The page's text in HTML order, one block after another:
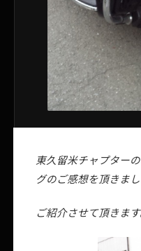
東久留米チャプター
グのご感想を頂きまし
ご紹介させて頂きま